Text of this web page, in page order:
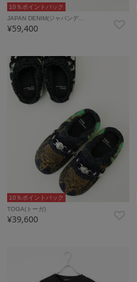
10％ポイントバック
JAPAN DENIM(ジャパンデ…
¥59,400
10％ポイントバック
TOGA(トーガ)
¥39,600